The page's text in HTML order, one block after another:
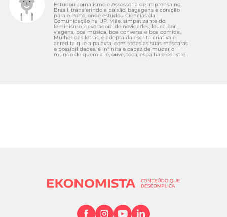
Estudou Jornalismo e Assessoria de Imprensa no
Brasil, transferindo a paixão, bagagens e coração
para o Porto, onde estudou Ciências da
Comunicação na UP. Mãe, simpatizante do
feminismo, devoradora de novidades, louca por
viagens, boa música, boa conversa e boa comida.
Mulher das letras, é adepta da escrita criativa e
acredita que a palavra, com todas as suas máscaras
e possibilidades, é infinita e capaz de mudar o
mundo de quem a lê, ouve, toca, espalha e constrói.